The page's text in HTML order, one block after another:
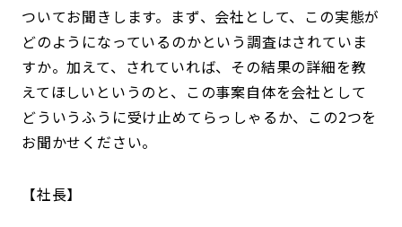
ついてお聞きします。まず、会社として、この実態が
どのようになっているのかという調査はされていま
すか。加えて、されていれば、その結果の詳細を教
えてほしいというのと、この事案自体を会社として
どういうふうに受け止めてらっしゃるか、この2つを
お聞かせください。
社長